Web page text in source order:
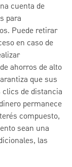
cuenta de
para
Puede retirar
en caso de
ahorros de alto
que sus
de distancia
permanece
compuesto,
sean una
las